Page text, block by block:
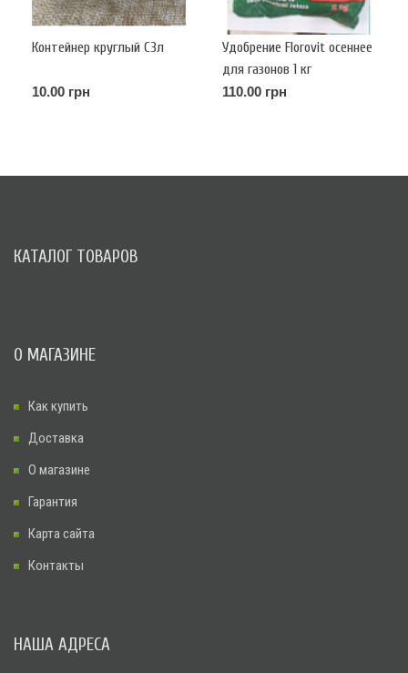
Контейнер круглый С3л
10.00 грн
Удобрение Florovit осеннее
для газонов 1 кг
110.00 грн
КАТАЛОГ ТОВАРОВ
О МАГАЗИНЕ
Как купить
Доставка
О магазине
Гарантия
Карта сайта
Контакты
НАША АДРЕСА